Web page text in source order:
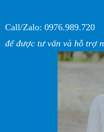
Call/Zalo: 0976.989.720
để được tư vấn và hỗ trợ